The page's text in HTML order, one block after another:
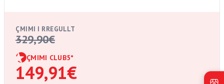
ÇMIMI I RREGULLT
329,90€
ÇMIMI CLUB5*
149,91€